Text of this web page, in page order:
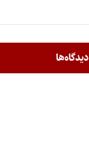
دیدگاه‌ها